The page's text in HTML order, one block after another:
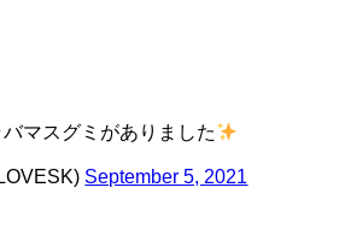
マスグミがありました
September 5, 2021